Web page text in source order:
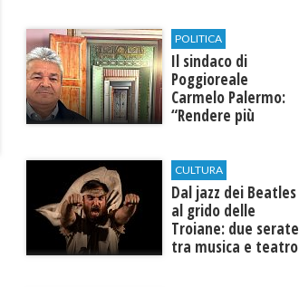
POLITICA
Il sindaco di
Poggioreale
Carmelo Palermo:
“Rendere più
Castelvetrano."
CULTURA
Dal jazz dei Beatles
al grido delle
Troiane: due serate
tra musica e teatro